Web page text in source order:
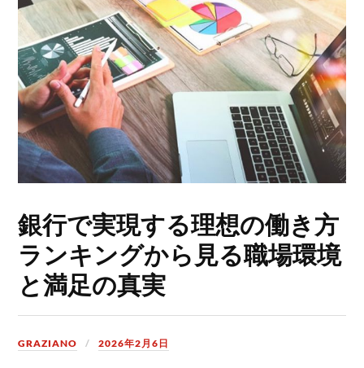
銀行で実現する理想の働き方
ランキングから見る職場環境
と満足の真実
GRAZIANO 2026年2月6日